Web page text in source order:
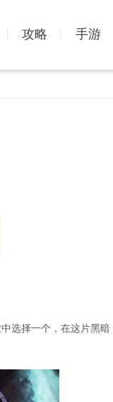
攻略 手游
选择一个，在这片黑暗